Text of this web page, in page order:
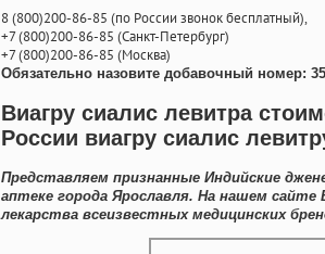
8(800)200-86-85 (по России звонок бесплатный),
+7(800)200-86-85 (Санкт-Петербург)
+7(800)200-86-85 (Москва)
Обязательно назовите добавочный номер:
Виагру сиалис левитра
России виагру сиалис
Представляем признанные Индийские
аптеке города Ярославля. На нашем
лекарства всеизвестных медицинских